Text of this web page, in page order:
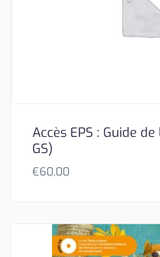
Accès EPS : Guide
GS)
€60,00